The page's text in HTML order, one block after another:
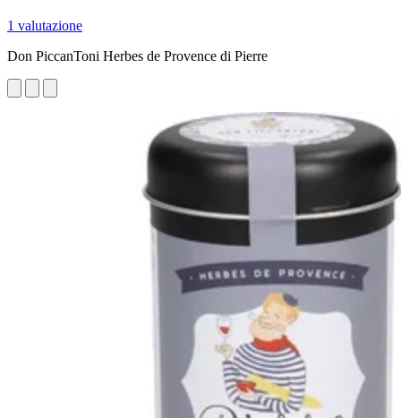
1 valutazione
Don PiccanToni Herbes de Provence di Pierre